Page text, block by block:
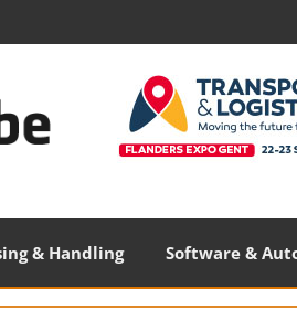
& Handling Software &